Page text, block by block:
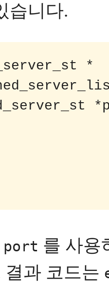
습니다.
*
port 를 사용
결과 코드는